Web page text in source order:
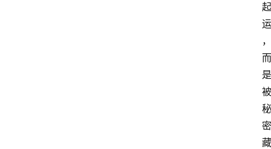
起
运
，
而
是
被
秘
密
藏